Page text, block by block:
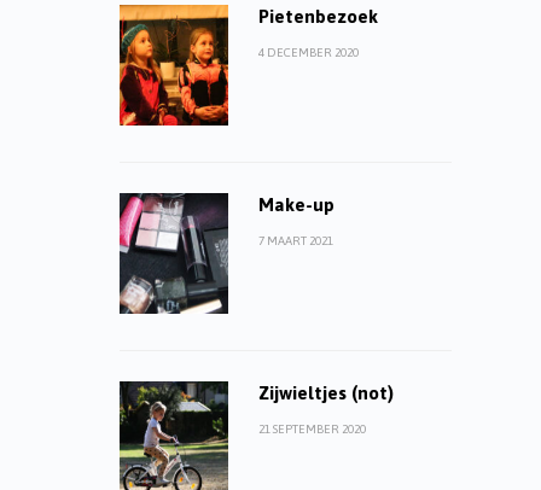
Pietenbezoek
4 DECEMBER 2020
Make-up
7 MAART 2021
Zijwieltjes (not)
21 SEPTEMBER 2020